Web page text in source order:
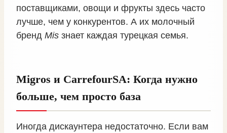
поставщиками, овощи и фрукты здесь часто
лучше, чем у конкурентов. А их молочный
бренд Mis знает каждая турецкая семья.
Migros и CarrefourSA: Когда нужно
больше, чем просто база
Иногда дискаунтера недостаточно. Если вам